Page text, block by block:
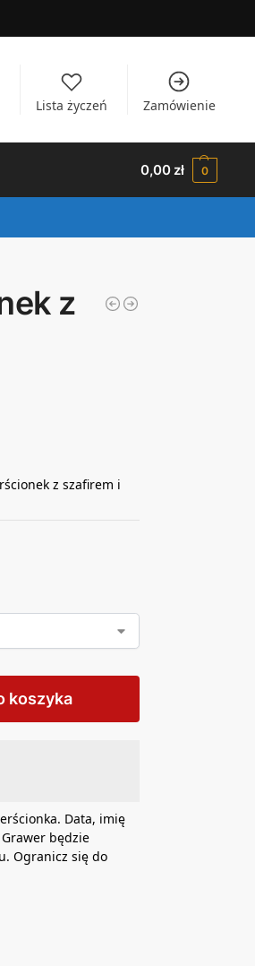
Lista życzeń Zamówienie
0,00zł 0
z
z szafirem i
koszyka
Data, imię
będzie
Ogranicz się do